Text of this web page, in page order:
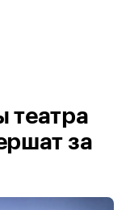
театра
за